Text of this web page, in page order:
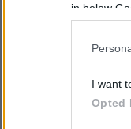
in below
I want
Opted